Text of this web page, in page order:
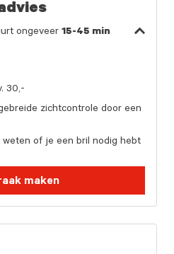
ongeveer 15-45 min
30,-
zichtcontrole door een
weten of je een bril nodig hebt
maken